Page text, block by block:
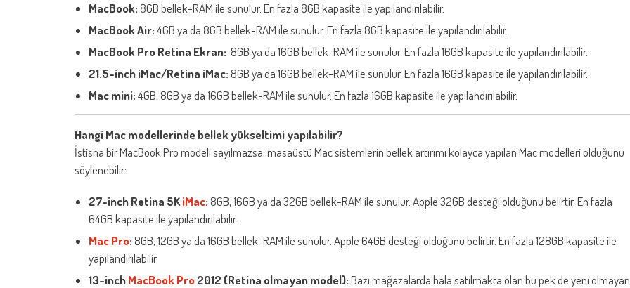
MacBook:8GB bellek-RAM ile sunulur. En fazla 8GB kapasite ile yapılandırılabilir.
MacBook Air:4GB ya da 8GB bellek-RAM ile sunulur. En fazla 8GB kapasite ile yapılandırılabilir.
MacBook Pro Retina Ekran: 8GB ya da 16GB bellek-RAM ile sunulur. En fazla 16GB kapasite ile yapılandırılabilir.
21.5-inch iMac/Retina iMac:8GB ya da 16GB bellek-RAM ile sunulur. En fazla 16GB kapasite ile yapılandırılabilir.
Mac mini:4GB, 8GB ya da 16GB bellek-RAM ile sunulur. En fazla 16GB kapasite ile yapılandırılabilir.
Hangi Mac modellerinde bellek yükseltimi yapılabilir?
İstisna bir MacBook Pro modeli sayılmazsa, masaüstü Mac sistemlerin bellek artırımı kolayca yapılan Mac modelleri olduğunu
söylenebilir:
27-inch Retina 5KiMac:8GB, 16GB ya da 32GB bellek-RAM ile sunulur. Apple 32GB desteği olduğunu belirtir. En fazla
64GB kapasite ile yapılandırılabilir.
Mac Pro:8GB, 12GB ya da 16GB bellek-RAM ile sunulur. Apple 64GB desteği olduğunu belirtir. En fazla 128GB kapasite ile
yapılandırılabilir.
13-inchMacBook Pro2012 (Retina olmayan model):Bazı mağazalarda hala satılmakta olan bu pek de yeni olmayan